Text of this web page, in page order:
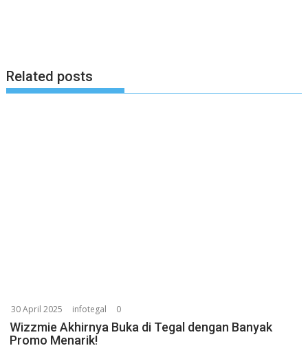
Related posts
30 April 2025 infotegal 0
Wizzmie Akhirnya Buka di Tegal dengan Banyak
Promo Menarik!